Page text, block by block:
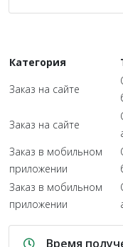
Категория
Заказ на сайте
Заказ на сайте
Заказ в мобильном
приложении
Заказ в мобильном
приложении
Время